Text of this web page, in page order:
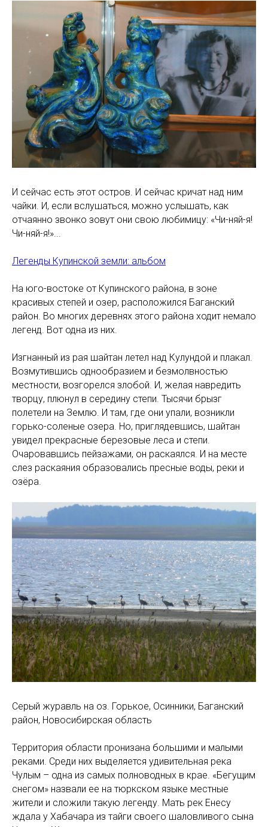
И сейчас есть этот остров. И сейчас кричат над ним
чайки. И, если вслушаться, можно услышать, как
отчаянно звонко зовут они свою любимицу: «Чи-няй-я!
Чи-няй-я!»...
Легенды Купинской земли: альбом
На юго-востоке от Купинского района, в зоне
красивых степей и озер, расположился Баганский
район. Во многих деревнях этого района ходит немало
легенд. Вот одна из них.
Изгнанный из рая шайтан летел над Кулундой и плакал.
Возмутившись однообразием и безмолвностью
местности, возгорелся злобой. И, желая навредить
творцу, плюнул в середину степи. Тысячи брызг
полетели на Землю. И там, где они упали, возникли
горько-соленые озера. Но, приглядевшись, шайтан
увидел прекрасные березовые леса и степи.
Очаровавшись пейзажами, он раскаялся. И на месте
слез раскаяния образовались пресные воды, реки и
озёра.
Серый журавль на оз. Горькое, Осинники, Баганский
район, Новосибирская область
Территория области пронизана большими и малыми
реками. Среди них выделяется удивительная река
Чулым – одна из самых полноводных в крае. «Бегущим
снегом» назвали ее на тюркском языке местные
жители и сложили такую легенду. Мать рек Енесу
ждала у Хабачара из тайги своего шаловливого сына